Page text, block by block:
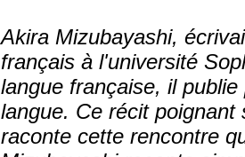
Akira Mizubayashi,
français à l'université
langue française, il
langue. Ce récit
raconte cette rencontre